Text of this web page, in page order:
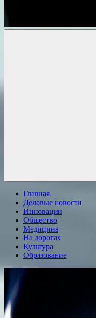
Главная
Деловые новости
Инновации
Общество
Медицина
На дорогах
Культура
Образование